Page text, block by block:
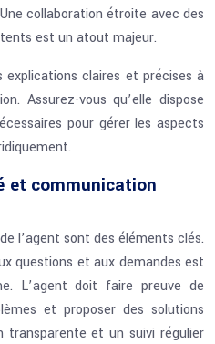
collaboration étroite avec des
est un atout majeur.
explications claires et précises à
Assurez-vous qu’elle dispose
pour gérer les aspects
et communication
l’agent sont des éléments clés.
questions et aux demandes est
L’agent doit faire preuve de
et proposer des solutions
transparente et un suivi régulier